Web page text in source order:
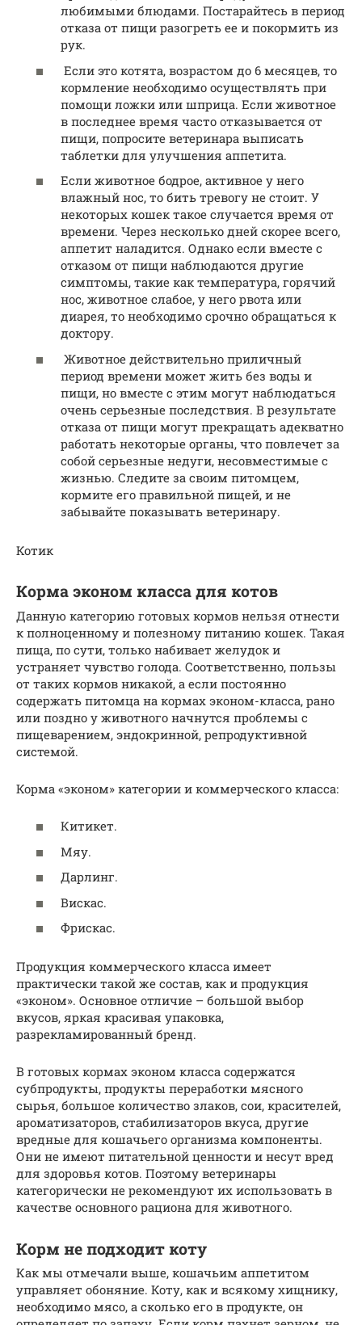
любимыми блюдами. Постарайтесь в период
отказа от пищи разогреть ее и покормить из
рук.
Если это котята, возрастом до 6 месяцев, то
кормление необходимо осуществлять при
помощи ложки или шприца. Если животное
в последнее время часто отказывается от
пищи, попросите ветеринара выписать
таблетки для улучшения аппетита.
Если животное бодрое, активное у него
влажный нос, то бить тревогу не стоит. У
некоторых кошек такое случается время от
времени. Через несколько дней скорее всего,
аппетит наладится. Однако если вместе с
отказом от пищи наблюдаются другие
симптомы, такие как температура, горячий
нос, животное слабое, у него рвота или
диарея, то необходимо срочно обращаться к
доктору.
Животное действительно приличный
период времени может жить без воды и
пищи, но вместе с этим могут наблюдаться
очень серьезные последствия. В результате
отказа от пищи могут прекращать адекватно
работать некоторые органы, что повлечет за
собой серьезные недуги, несовместимые с
жизнью. Следите за своим питомцем,
кормите его правильной пищей, и не
забывайте показывать ветеринару.
Котик
Корма эконом класса для котов
Данную категорию готовых кормов нельзя отнести
к полноценному и полезному питанию кошек. Такая
пища, по сути, только набивает желудок и
устраняет чувство голода. Соответственно, пользы
от таких кормов никакой, а если постоянно
содержать питомца на кормах эконом-класса, рано
или поздно у животного начнутся проблемы с
пищеварением, эндокринной, репродуктивной
системой.
Корма «эконом» категории и коммерческого класса:
Китикет.
Мяу.
Дарлинг.
Вискас.
Фрискас.
Продукция коммерческого класса имеет
практически такой же состав, как и продукция
«эконом». Основное отличие – большой выбор
вкусов, яркая красивая упаковка,
разрекламированный бренд.
В готовых кормах эконом класса содержатся
субпродукты, продукты переработки мясного
сырья, большое количество злаков, сои, красителей,
ароматизаторов, стабилизаторов вкуса, другие
вредные для кошачьего организма компоненты.
Они не имеют питательной ценности и несут вред
для здоровья котов. Поэтому ветеринары
категорически не рекомендуют их использовать в
качестве основного рациона для животного.
Корм не подходит коту
Как мы отмечали выше, кошачьим аппетитом
управляет обоняние. Коту, как и всякому хищнику,
необходимо мясо, а сколько его в продукте, он